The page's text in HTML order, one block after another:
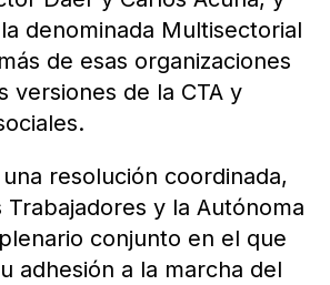
denominada Multisectorial
de esas organizaciones
versiones de la CTA y
resolución coordinada,
Trabajadores y la Autónoma
conjunto en el que
adhesión a la marcha del